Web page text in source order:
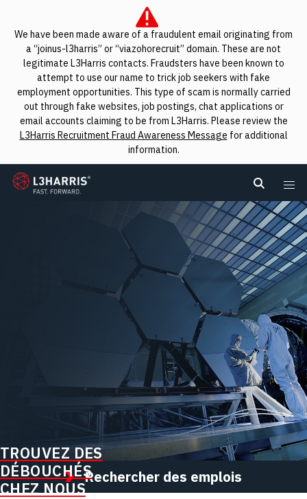
We have been made aware of a fraudulent email originating from
a “joinus-l3harris” or “viazohorecruit” domain. These are not
legitimate L3Harris contacts. Fraudsters have been known to
attempt to use our name to trick job seekers with fake
employment opportunities. This type of scam is normally carried
out through fake websites, job postings, chat applications or
email accounts claiming to be from L3Harris. Please review the
L3Harris Recruitment Fraud Awareness Message for additional
information.
L3Harris
Search
TROUVEZ DES
DÉBOUCHÉS
CHEZ NOUS
Rechercher des emplois